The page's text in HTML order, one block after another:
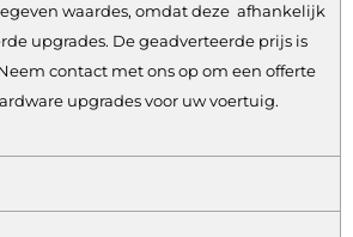
waardes, omdat deze afhankelijk
upgrades. De geadverteerde prijs is
contact met ons op om een offerte
upgrades voor uw voertuig.